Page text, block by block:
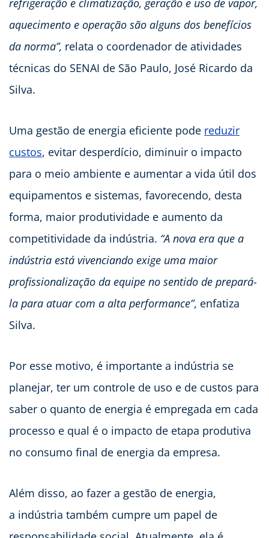
aquecimento e operação são alguns dos benefícios
da norma”, relata o coordenador de atividades
técnicas do SENAI de São Paulo, José Ricardo da
Silva.
Uma gestão de energia eficiente pode reduzir
custos, evitar desperdício, diminuir o impacto
para o meio ambiente e aumentar a vida útil dos
equipamentos e sistemas, favorecendo, desta
forma, maior produtividade e aumento da
competitividade da indústria. “A nova era que a
indústria está vivenciando exige uma maior
profissionalização da equipe no sentido de prepará-
la para atuar com a alta performance”, enfatiza
Silva.
Por esse motivo, é importante a indústria se
planejar, ter um controle de uso e de custos para
saber o quanto de energia é empregada em cada
processo e qual é o impacto de etapa produtiva
no consumo final de energia da empresa.
Além disso, ao fazer a gestão de energia,
a indústria também cumpre um papel de